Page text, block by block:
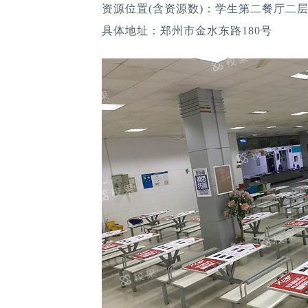
资源位置(含资源数)：学生第二餐厅二
具体地址：郑州市金水东路180号